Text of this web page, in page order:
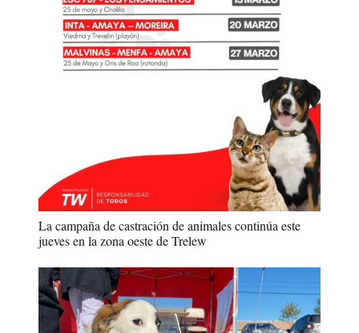
La campaña de castración de animales continúa este
jueves en la zona oeste de Trelew